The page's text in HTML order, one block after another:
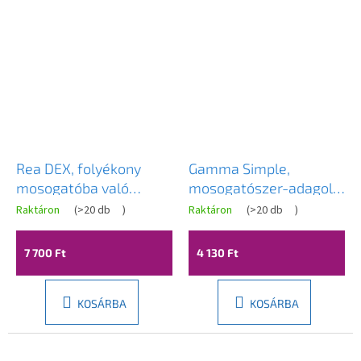
Rea DEX, folyékony
mosogatóba való
adagoló, keskeny
kialakítás, 300 ml, matt
fekete, REA-08001
Raktáron (>20 db )
7 700 Ft
KOSÁRBA
Gamma Simple,
mosogatószer-adagoló
konyhai mosogatóhoz
400 ml, bézs pettyes,
GMA-DOZ-B-PG
Raktáron (>20 db )
4 130 Ft
KOSÁRBA